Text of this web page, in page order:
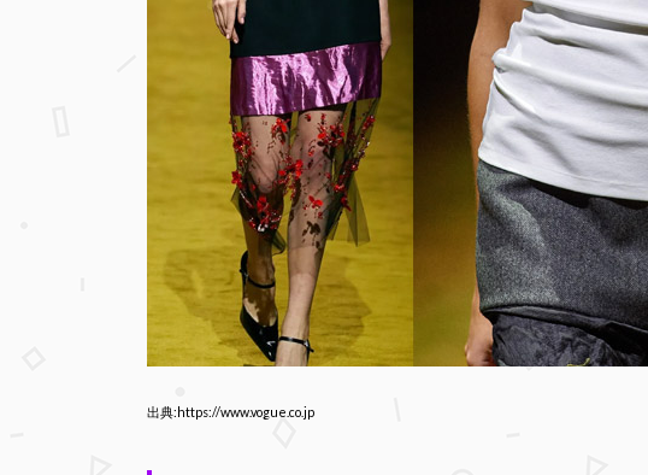
出典:https://www.vogue.co.jp